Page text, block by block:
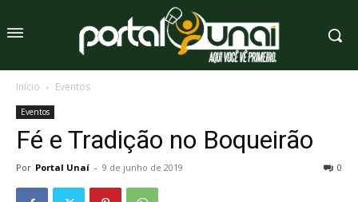
Início Eventos
Eventos
Fé e Tradição no Boqueirão
Por Portal Unaí - 9 de junho de 2019 0